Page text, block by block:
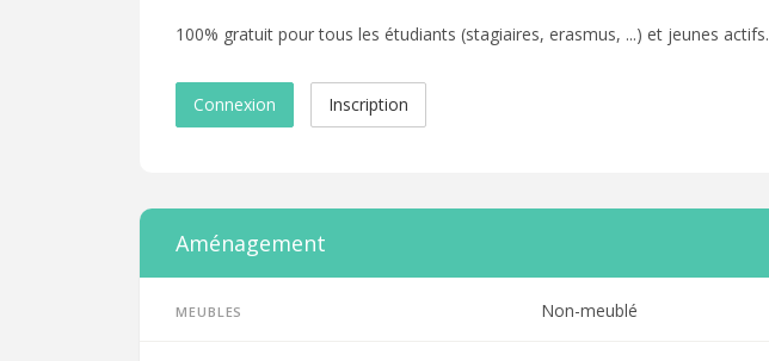
100% gratuit pour tous les étudiants (stagiaires, erasmus, ...) et jeunes actifs.
Connexion Inscription
Aménagement
Meubles Non-meublé